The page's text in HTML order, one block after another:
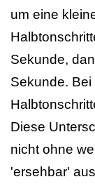
um eine
Sekunde,
Sekunde.
Diese
nicht ohne
'ersehbar'